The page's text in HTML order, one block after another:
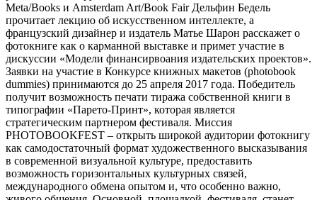
Meta/Books и Amsterdam Art/Book Fair Дельфин Бедель
прочитает лекцию об искусственном интеллекте, а
французский дизайнер и издатель Матье Шарон расскажет о
фотокниге как о карманной выставке и примет участие в
дискуссии «Модели финансирвоания издательских проектов».
Заявки на участие в Конкурсе книжных макетов (photobook
dummies) принимаются до 25 апреля 2017 года. Победитель
получит возможность печати тиража собственной книги в
типографии «Парето-Принт», которая является
стратегическим партнером фестиваля. Миссия
PHOTOBOOKFEST – открыть широкой аудитории фотокнигу
как самодостаточный формат художественного высказывания
в современной визуальной культуре, предоставить
возможность горизонтальных культурных связей,
международного обмена опытом и, что особенно важно,